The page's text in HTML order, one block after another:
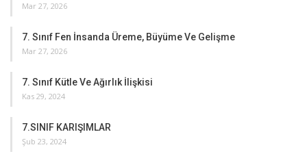
Mar 27, 2026
7. Sınıf Fen İnsanda Üreme, Büyüme Ve Gelişme
Mar 27, 2026
7. Sınıf Kütle Ve Ağırlık İlişkisi
Kas 29, 2024
7.SINIF KARIŞIMLAR
Şub 23, 2024